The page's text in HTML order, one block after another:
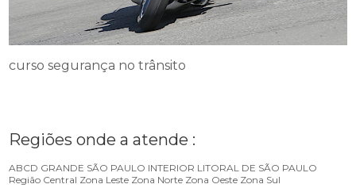
curso segurança no trânsito
Regiões onde a atende :
ABCD GRANDE SÃO PAULO INTERIOR LITORAL DE SÃO PAULO
Região Central Zona Leste Zona Norte Zona Oeste Zona Sul